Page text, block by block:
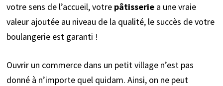
votre sens de l’accueil, votre pâtisserie a une vraie
valeur ajoutée au niveau de la qualité, le succès de votre
boulangerie est garanti !
Ouvrir un commerce dans un petit village n’est pas
donné à n’importe quel quidam. Ainsi, on ne peut